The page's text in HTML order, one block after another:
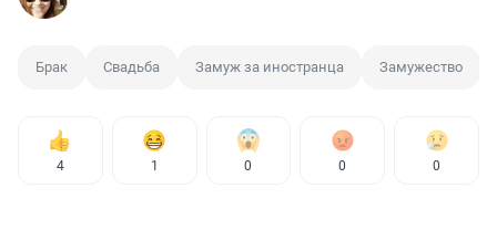
Брак Свадьба Замуж за иностранца Замужество
4 1 0 0 0